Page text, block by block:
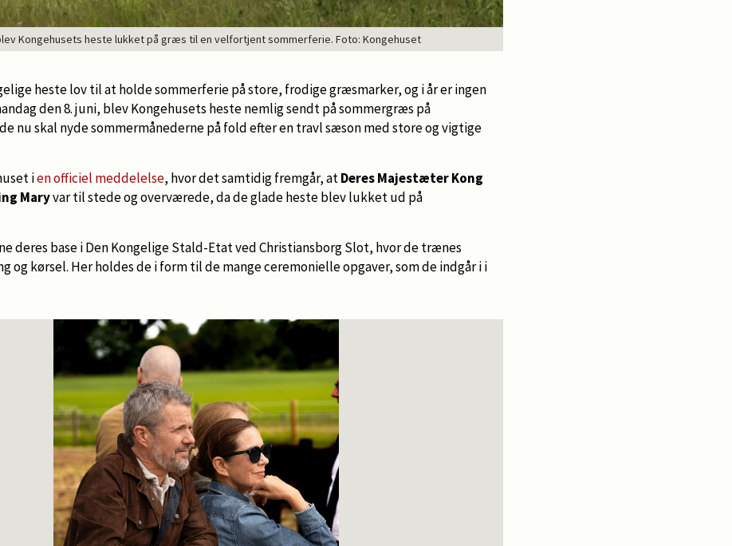
Kongehusets heste lukket på græs til en velfortjent sommerferie. Foto: Kongehuset
heste lov til at holde sommerferie på store, frodige græsmarker, og i år er ingen
den 8. juni, blev Kongehusets heste nemlig sendt på sommergræs på
nu skal nyde sommermånederne på fold efter en travl sæson med store og vigtige
ien officiel meddelelse, hvor det samtidig fremgår, atDeres Majestæter Kong
Maryvar til stede og overværede, da de glade heste blev lukket ud på
deres base i Den Kongelige Stald-Etat ved Christiansborg Slot, hvor de trænes
og kørsel. Her holdes de i form til de mange ceremonielle opgaver, som de indgår i i